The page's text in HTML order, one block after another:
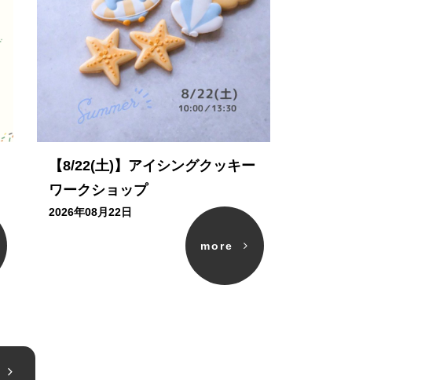
【8/22(土)】アイシングクッキー
ワークショップ
2026年08月22日
more